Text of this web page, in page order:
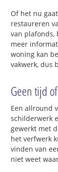
Of het nu
restaureren
van plafonds,
meer
woning kan
vakwerk, dus
Geen tijd
Een allround
schilderwerk
gewerkt met
het verfwerk
vinden van
niet weet